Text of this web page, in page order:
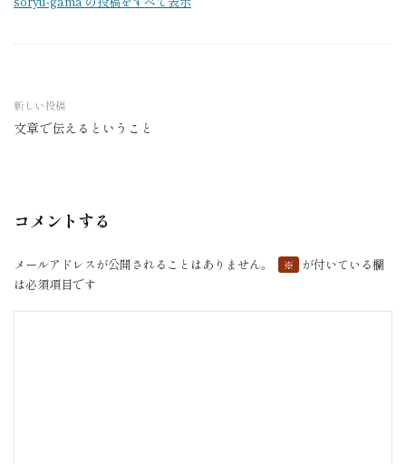
投
ゲ
シ
ョ
ン
新しい投稿
文章で伝えるということ
コメントする
メールアドレスが公開されることはありません。 ※
が付いている欄
は必須項目です